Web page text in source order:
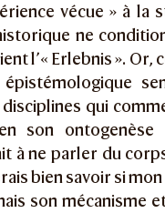
vécue » à la
ne
l’« Erlebnis ». Or,
qui
son
à ne parler du
bien savoir si
son mécanisme